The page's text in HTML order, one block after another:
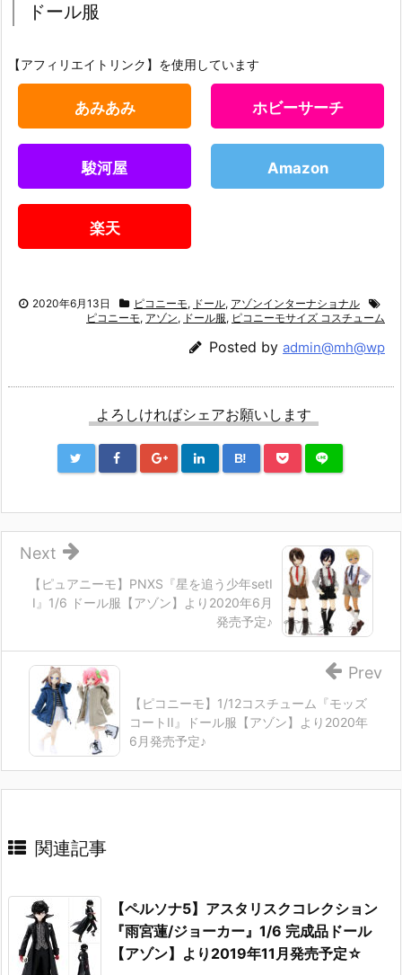
ドール服
【アフィリエイトリンク】を使用しています
あみあみ ホビーサーチ
駿河屋 Amazon
楽天
2020年6月13日 ピコニーモ, ドール, アゾンインターナショナル
ピコニーモ, アゾン, ドール服, ピコニーモサイズ コスチューム
Posted by admin@mh@wp
よろしければシェアお願いします
B!
【ピュアニーモ】PNXS『星を追う少年setI
I』1/6 ドール服【アゾン】より2020年6月
発売予定♪
Next
【ピコニーモ】1/12コスチューム『モッズ
コートII』ドール服【アゾン】より2020年
6月発売予定♪
Prev
関連記事
【ペルソナ5】アスタリスクコレクション
『雨宮蓮/ジョーカー』1/6 完成品ドール
【アゾン】より2019年11月発売予定☆